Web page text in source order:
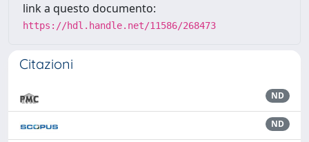
link a questo documento:
https://hdl.handle.net/11586/268473
Citazioni
ND
ND